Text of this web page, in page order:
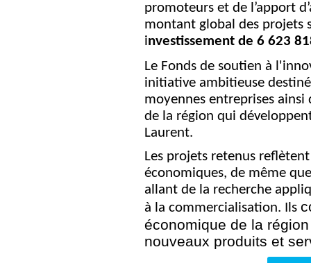
promoteurs et de l’apport
montant global des projets
investissement de 6 623
Le Fonds de soutien à
initiative ambitieuse
moyennes entreprises ainsi
de la région qui
Laurent.
Les projets retenus
économiques, de même
allant de la recherche
à la commercialisation. Ils
économique de la
nouveaux produits et